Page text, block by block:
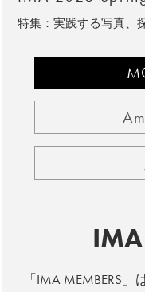
特集：実践する写真、
「IMA MEMBERS